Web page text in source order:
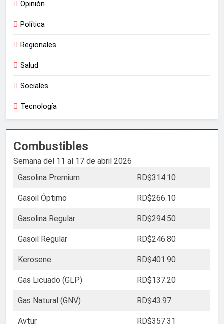
Opinión
Política
Regionales
Salud
Sociales
Tecnología
Combustibles
Semana del 11 al 17 de abril 2026
Gasolina Premium
RD$314.10
Gasoil Óptimo RD$266.10
Gasolina Regular RD$294.50
Gasoil Regular RD$246.80
Kerosene RD$401.90
Gas Licuado (GLP) RD$137.20
Gas Natural (GNV) RD$43.97
Avtur RD$357.31